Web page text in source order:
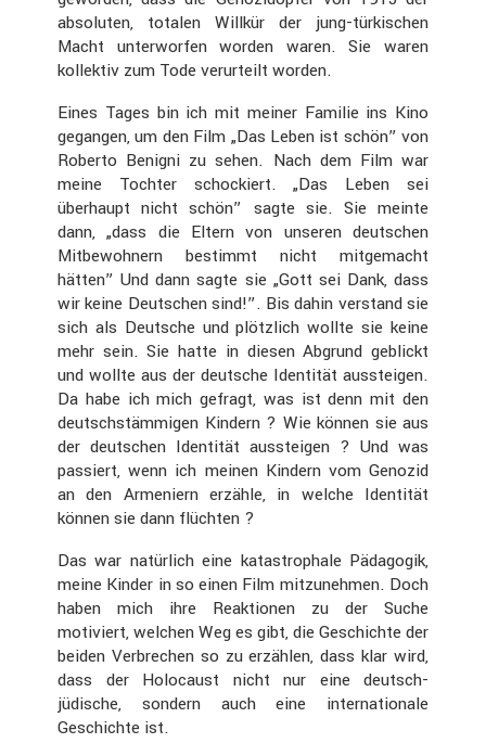
absoluten, totalen Willkür der jung-türki­schen
Macht unter­worfen worden waren. Sie waren
kollektiv zum Tode verur­teilt worden.
Eines Tages bin ich mit meiner Familie ins Kino
gegangen, um den Film „Das Leben ist schön” von
Roberto Benigni zu sehen. Nach dem Film war
meine Tochter schockiert. „Das Leben sei
überhaupt nicht schön” sagte sie. Sie meinte
dann, „dass die Eltern von unseren deutschen
Mitbe­woh­nern bestimmt nicht mitge­macht
hätten” Und dann sagte sie „Gott sei Dank, dass
wir keine Deutschen sind!”. Bis dahin verstand sie
sich als Deutsche und plötz­lich wollte sie keine
mehr sein. Sie hatte in diesen Abgrund geblickt
und wollte aus der deutsche Identität aussteigen.
Da habe ich mich gefragt, was ist denn mit den
deutsch­stäm­migen Kindern ? Wie können sie aus
der deutschen Identität aussteigen ? Und was
passiert, wenn ich meinen Kindern vom Genozid
an den Armeniern erzähle, in welche Identität
können sie dann flüchten ?
Das war natür­lich eine katastro­phale Pädagogik,
meine Kinder in so einen Film mitzu­nehmen. Doch
haben mich ihre Reaktionen zu der Suche
motiviert, welchen Weg es gibt, die Geschichte der
beiden Verbre­chen so zu erzählen, dass klar wird,
dass der Holocaust nicht nur eine deutsch-
jüdische, sondern auch eine inter­na­tio­nale
Geschichte ist.